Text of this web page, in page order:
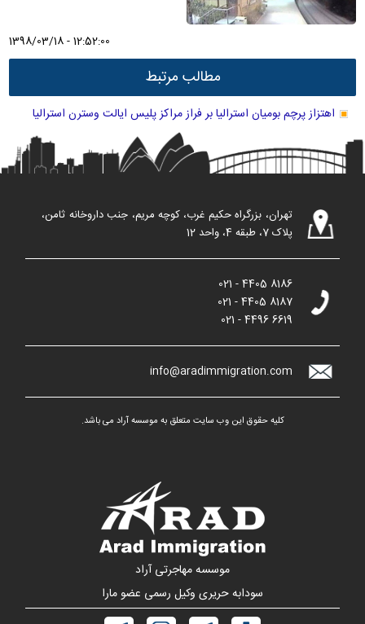
1398/03/18 - 12:52:00
مطالب مرتبط
اهتزاز پرچم بومیان استرالیا بر فراز مراکز پلیس ایالت وسترن استرالیا
تهران، بزرگراه حکیم غرب، کوچه مریم، جنب داروخانه ثامن،
پلاک 7، طبقه 4، واحد 12
021 - 4405 8186
021 - 4405 8187
021 - 4496 6619
info@aradimmigration.com
کلیه حقوق این وب سایت متعلق به موسسه آراد می باشد.
موسسه مهاجرتی آراد
سودابه حریری وکیل رسمی عضو مارا